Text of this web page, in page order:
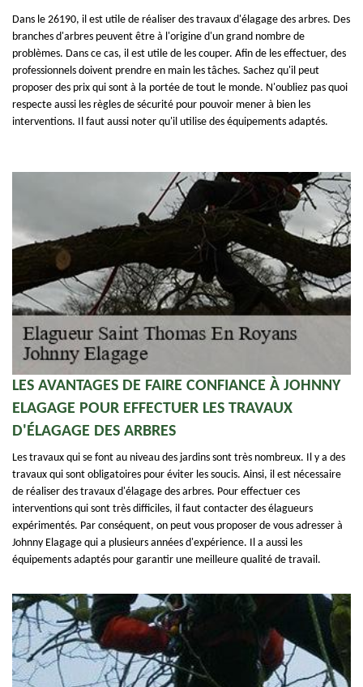
Dans le 26190, il est utile de réaliser des travaux d'élagage des arbres. Des
branches d'arbres peuvent être à l'origine d'un grand nombre de
problèmes. Dans ce cas, il est utile de les couper. Afin de les effectuer, des
professionnels doivent prendre en main les tâches. Sachez qu'il peut
proposer des prix qui sont à la portée de tout le monde. N'oubliez pas quoi
respecte aussi les règles de sécurité pour pouvoir mener à bien les
interventions. Il faut aussi noter qu'il utilise des équipements adaptés.
LES AVANTAGES DE FAIRE CONFIANCE À JOHNNY
ELAGAGE POUR EFFECTUER LES TRAVAUX
D'ÉLAGAGE DES ARBRES
Les travaux qui se font au niveau des jardins sont très nombreux. Il y a des
travaux qui sont obligatoires pour éviter les soucis. Ainsi, il est nécessaire
de réaliser des travaux d'élagage des arbres. Pour effectuer ces
interventions qui sont très difficiles, il faut contacter des élagueurs
expérimentés. Par conséquent, on peut vous proposer de vous adresser à
Johnny Elagage qui a plusieurs années d'expérience. Il a aussi les
équipements adaptés pour garantir une meilleure qualité de travail.